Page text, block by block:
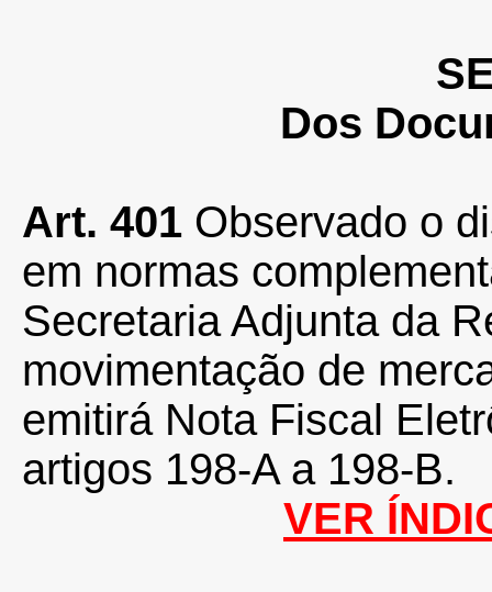
Dos
Art. 401 Observado o
em normas
Secretaria Adjunta da
movimentação de
emitirá Nota Fiscal
artigos 198-A a 198-B.
VER